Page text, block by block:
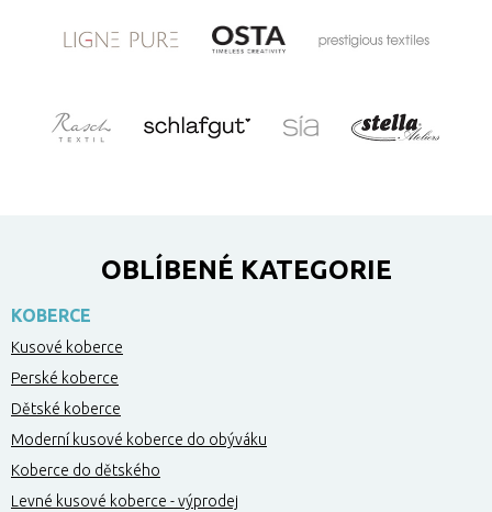
OBLÍBENÉ KATEGORIE
KOBERCE
Kusové koberce
Perské koberce
Dětské koberce
Moderní kusové koberce do obýváku
Koberce do dětského
Levné kusové koberce - výprodej